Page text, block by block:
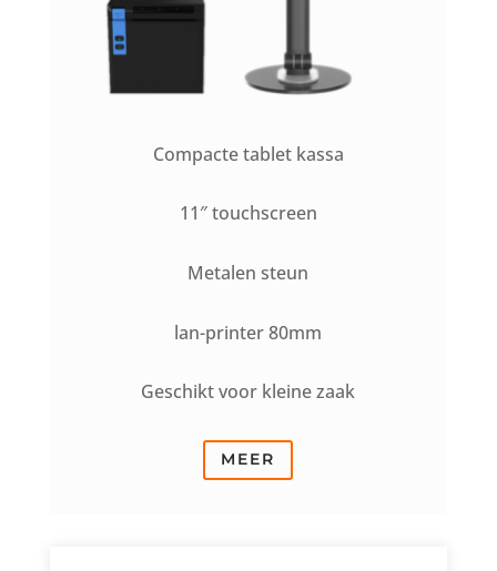
Compacte tablet kassa
11″ touchscreen
Metalen steun
lan-printer 80mm
Geschikt voor kleine zaak
MEER